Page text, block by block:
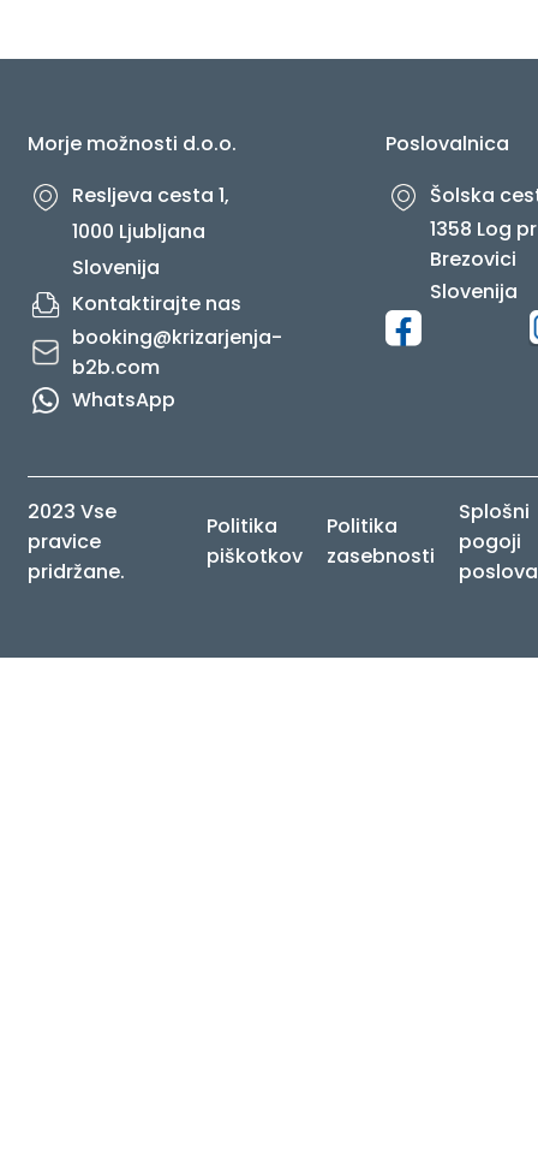
Morje možnosti d.o.o.
Resljeva cesta 1,
1000 Ljubljana
Slovenija
Kontaktirajte nas
booking@krizarjenja-
b2b.com
WhatsApp
Poslovalnica
Šolska
1358 Log
Brezovici
Slovenija
2023 Vse
pravice
pridržane.
Politika
piškotkov
Politika
zasebnosti
Splošni
pogoji